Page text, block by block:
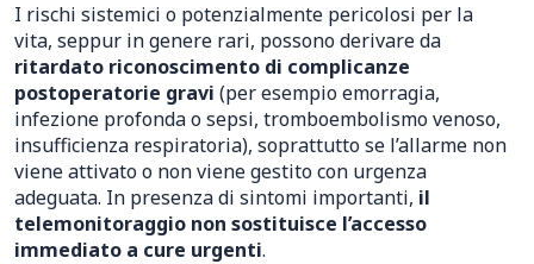
I rischi sistemici o potenzialmente pericolosi per la
vita, seppur in genere rari, possono derivare da
ritardato riconoscimento di complicanze
postoperatorie gravi (per esempio emorragia,
infezione profonda o sepsi, tromboembolismo venoso,
insufficienza respiratoria), soprattutto se l’allarme non
viene attivato o non viene gestito con urgenza
adeguata. In presenza di sintomi importanti, il
telemonitoraggio non sostituisce l’accesso
immediato a cure urgenti.